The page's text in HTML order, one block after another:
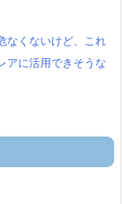
なくないけど、これ
アに活用できそうな